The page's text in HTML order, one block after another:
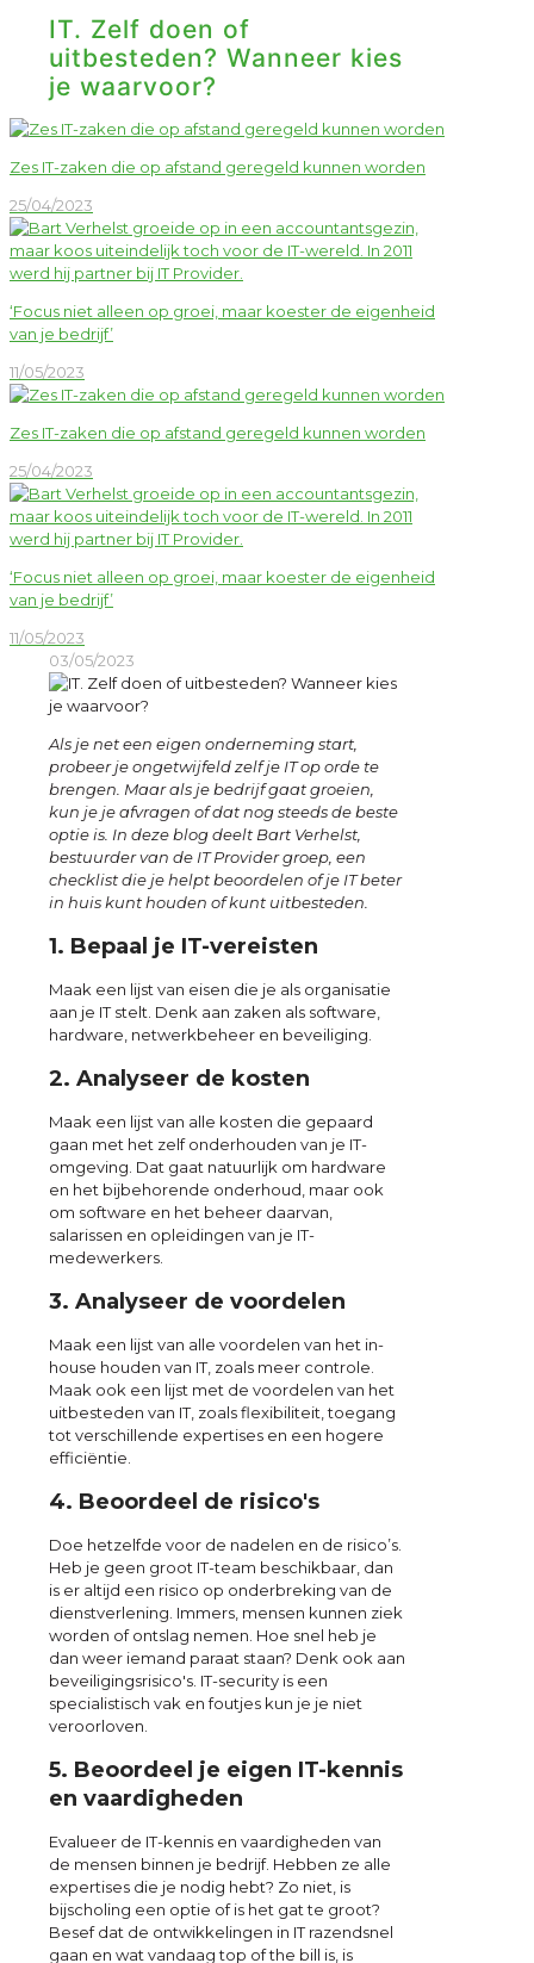
IT. Zelf doen of
uitbesteden? Wanneer kies
je waarvoor?
Zes IT-zaken die op afstand geregeld kunnen worden
25/04/2023
‘Focus niet alleen op groei, maar koester de eigenheid
van je bedrijf’
11/05/2023
Zes IT-zaken die op afstand geregeld kunnen worden
25/04/2023
‘Focus niet alleen op groei, maar koester de eigenheid
van je bedrijf’
11/05/2023
03/05/2023
Als je net een eigen onderneming start,
probeer je ongetwijfeld zelf je IT op orde te
brengen. Maar als je bedrijf gaat groeien,
kun je je afvragen of dat nog steeds de beste
optie is. In deze blog deelt Bart Verhelst,
bestuurder van de IT Provider groep, een
checklist die je helpt beoordelen of je IT beter
in huis kunt houden of kunt uitbesteden.
1. Bepaal je IT-vereisten
Maak een lijst van eisen die je als organisatie
aan je IT stelt. Denk aan zaken als software,
hardware, netwerkbeheer en beveiliging.
2. Analyseer de kosten
Maak een lijst van alle kosten die gepaard
gaan met het zelf onderhouden van je IT-
omgeving. Dat gaat natuurlijk om hardware
en het bijbehorende onderhoud, maar ook
om software en het beheer daarvan,
salarissen en opleidingen van je IT-
medewerkers.
3. Analyseer de voordelen
Maak een lijst van alle voordelen van het in-
house houden van IT, zoals meer controle.
Maak ook een lijst met de voordelen van het
uitbesteden van IT, zoals flexibiliteit, toegang
tot verschillende expertises en een hogere
efficiëntie.
4. Beoordeel de risico's
Doe hetzelfde voor de nadelen en de risico’s.
Heb je geen groot IT-team beschikbaar, dan
is er altijd een risico op onderbreking van de
dienstverlening. Immers, mensen kunnen ziek
worden of ontslag nemen. Hoe snel heb je
dan weer iemand paraat staan? Denk ook aan
beveiligingsrisico's. IT-security is een
specialistisch vak en foutjes kun je je niet
veroorloven.
5. Beoordeel je eigen IT-kennis
en vaardigheden
Evalueer de IT-kennis en vaardigheden van
de mensen binnen je bedrijf. Hebben ze alle
expertises die je nodig hebt? Zo niet, is
bijscholing een optie of is het gat te groot?
Besef dat de ontwikkelingen in IT razendsnel
gaan en wat vandaag top of the bill is, is